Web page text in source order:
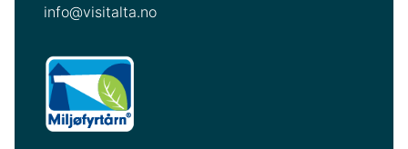
info@visitalta.no